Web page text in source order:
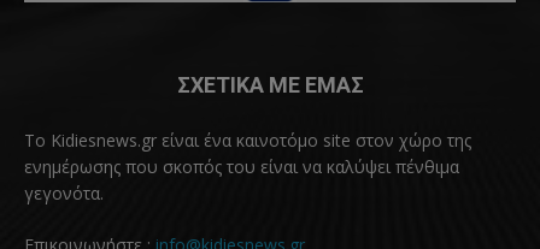
ΣΧΕΤΙΚΑ ΜΕ ΕΜΑΣ
Το Kidiesnews.gr είναι ένα καινοτόμο site στον χώρο της
ενημέρωσης που σκοπός του είναι να καλύψει πένθιμα
γεγονότα.
Επικοινωνήστε : info@kidiesnews.gr